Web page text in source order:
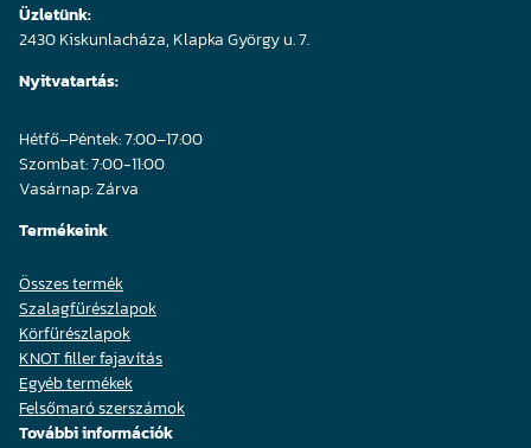
Üzletünk:
2430 Kiskunlacháza, Klapka György u. 7.
Nyitvatartás:
Hétfő–Péntek: 7:00–17:00
Szombat: 7:00-11:00
Vasárnap: Zárva
Termékeink
Összes termék
Szalagfűrészlapok
Körfűrészlapok
KNOT filler fajavítás
Egyéb termékek
Felsőmaró szerszámok
További információk